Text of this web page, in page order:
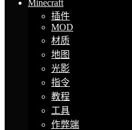
Minecraft
插件
MOD
材质
地图
光影
指令
教程
工具
作弊端